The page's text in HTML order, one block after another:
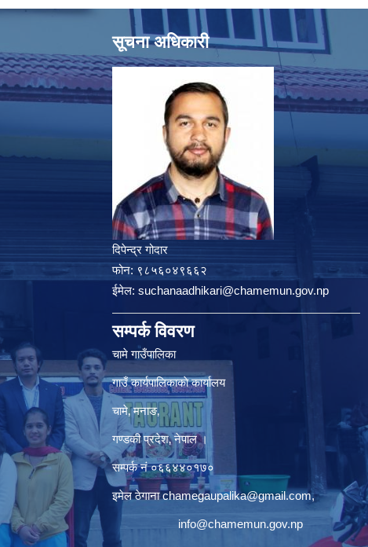
सूचना अधिकारी
दिपेन्द्र गोदार
फोन: ९८५६०४९६६२
ईमेल: suchanaadhikari@chamemun.gov.np
सम्पर्क विवरण
चामे गाउँपालिका
गाउँ कार्यपालिकाकाे कार्यालय
चामे‚ मनाङ‚
गण्डकी प्रदेश‚ नेपाल ।
सम्पर्क न‌ं‍ ०६६४४०१७०
इमेल ठेगानाchamegaupalika@gmail.com,
info@chamemun.gov.np